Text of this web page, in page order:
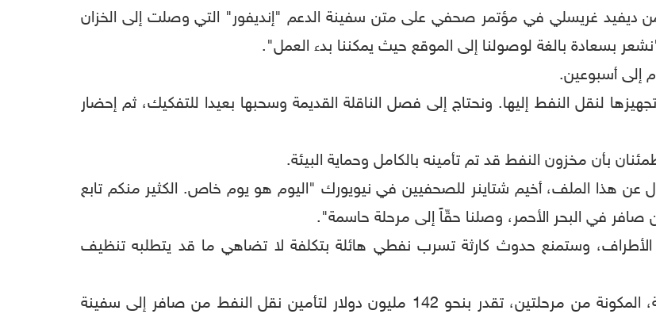
ديفيد غريسلي في مؤتمر صحفي على متن سفينة الدعم "إنديفور" التي وصلت إلى الخزان
بسعادة بالغة لوصولنا إلى الموقع حيث يمكننا بدء العمل".
إلى أسبوعين.
لنقل النفط إليها. ونحتاج إلى فصل الناقلة القديمة وسحبها بعيدا للتفكيك، ثم إحضار
بأن مخزون النفط قد تم تأمينه بالكامل وحماية البيئة.
عن هذا الملف، أخيم شتاينر للصحفيين في نيويورك "اليوم هو يوم خاص. الكثير منكم تابع
في البحر الأحمر، وصلنا حقّاً إلى مرحلة حاسمة".
الأطراف، وستمنع حدوث كارثة تسرب نفطي هائلة بتكلفة لا تضاهي ما قد يتطلبه تنظيف
وأضاف المسؤول الأممي أن التكلفة الإجمالية للعملية، المكونة من مرحلتين، تقدر بنحو 142 مليون دولار لتأمين نقل النفط من صافر إلى سفينة